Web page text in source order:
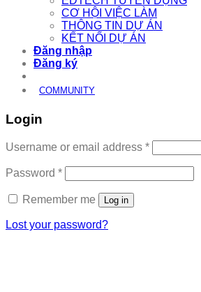
CƠ HỘI VIỆC LÀM
THÔNG TIN DỰ ÁN
KẾT NỐI DỰ ÁN
Đăng nhập
Đăng ký
COMMUNITY
Login
Username or email address *Required
Password *Required
Remember me Log in
Lost your password?